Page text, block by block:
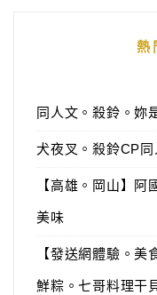
熱
同人文。殺鈴。妳
犬夜叉。殺鈴CP
【高雄。岡山】
美味
【發送網體驗。
鮮粽。七哥料理干